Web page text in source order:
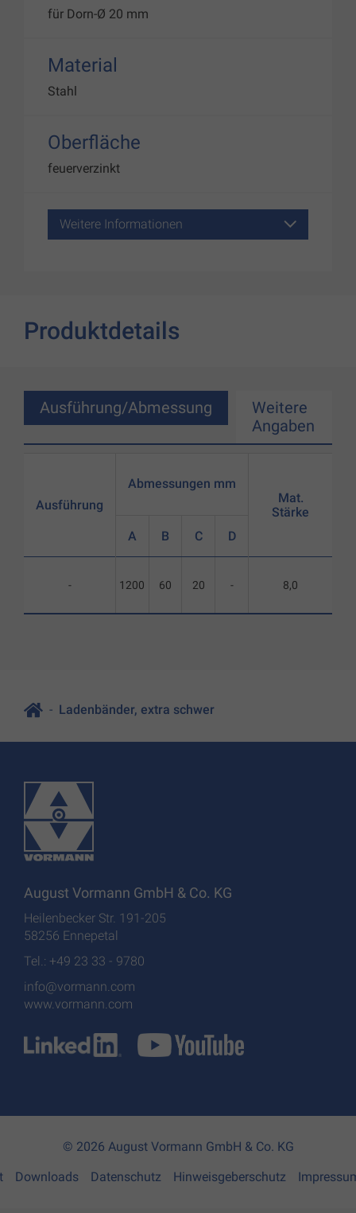
für Dorn-Ø 20 mm
Material
Stahl
Oberfläche
feuerverzinkt
Weitere Informationen
Produktdetails
Ausführung/Abmessung
Weitere
Angaben
Ausführung
-
Abmessungen mm
A B C D
1200 60 20 -
Mat.
Stärke
8,0
Ladenbänder, extra schwer
August Vormann GmbH & Co. KG
Heilenbecker Str. 191-205
58256 Ennepetal
Tel.: +49 23 33 - 9780
info@vormann.com
www.vormann.com
© 2026 August Vormann GmbH & Co. KG
Downloads Datenschutz Hinweisgeberschutz